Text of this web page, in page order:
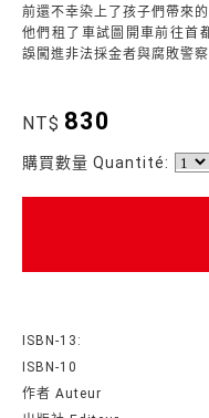
前還不幸染上了孩子們帶來的
他們租了車試圖開車前往首
誤闖進非法採金者與腐敗警
NT$ 830
購買數量 Quantité:
ISBN-13:
ISBN-10
作者 Auteur